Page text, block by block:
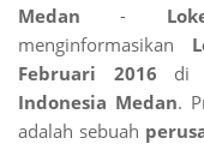
Medan -
menginformasikan
Februari 2016 di
Indonesia Medan.
adalah sebuah